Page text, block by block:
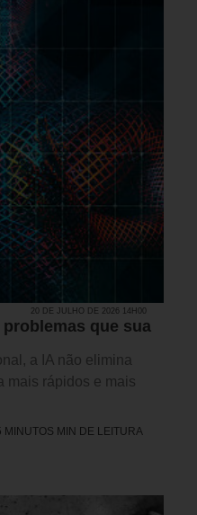
20 DE JULHO DE 2026 14H00
que sua
a IA não elimina
mais rápidos e mais
MINUTOS MIN DE LEITURA